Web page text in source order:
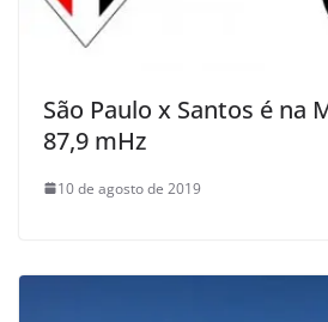
São Paulo x Santos é na
87,9 mHz
10 de agosto de 2019